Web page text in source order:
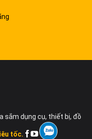
sắm dụng cụ, thiết bị, đồ
tốc.